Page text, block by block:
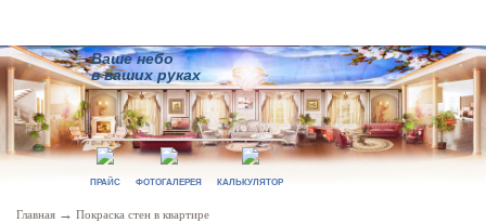
Ваше небо
в ваших руках
ПРАЙС ФОТОГАЛЕРЕЯ КАЛЬКУЛЯТОР
Главная → Покраска стен в квартире